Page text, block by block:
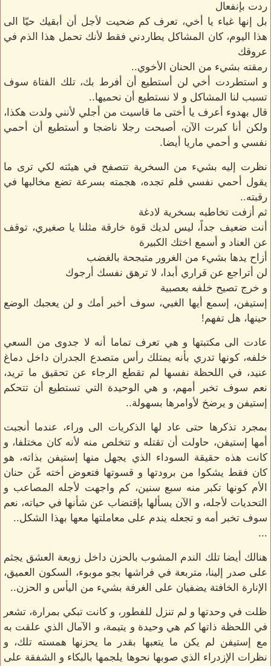
ردت بإنفعال
بل إنها غباء يا أخي، تعرف كم ضحيت لأجل أن أبقيك حيّا الى
هذا اليوم، كان المشاكل يطاردني فقط لأنك تحمل هذا الذم في
عروقك
رمقته بشيء من الحنان الأخوي..
و استطردت أخي لن أستطيع أن أفرط بك، تلك الفتاة سوف
تسبب لنا المشاكل و لا نستطيع أن نحميها..
قال بهدوء أعرف يا أختى ما قاسيت من أجلي لأنني ولدت هكذا،
ولكن أنا كبرت الآن، أصبحت رجلا ناضجا و أستطيع أن أحمي
نفسي و أحمي ماريا أيضا.
نظرت إليه بشيء من السخرية تتصفح في هيئته لكي ترى ما
يقول أحمي نفسي فلم تجده، هجمته بسرعة تضع مخالبها في
رقبته..
ثم أزفت تخاطبه بسخرية لادغة
أنت ضعيف جداً، ليس لديك قوة خارقة مثلنا يا صغيري، توقف
عن العناد و أسمع اختك الكبيرة
أزاح يدها بشيء من الغرور متبجحة بالغضب
لن أتراجع عن قراري أبدا، لا ترهق نفسك أرجوك
و خرج تصيح خلفه بعصبية
إستيفن، إسمع أيها الغبي، سوف أخبر أمك و لن يعجبك الوضع
حينها، هل تفهم!
عادت الى مكتبتها و هي تعرف تماما أنه لا جدوى من السعي
خلفه، كونها تدري بأنه يمتلك رأس متصدع الجدران داخل دماغ
عنيد، في اللحظة نفسها لم تقطع الرجاء عن تحقيق ما تريد،
نعم سوف تخبر أمهم، و هي الوحيدة التي تستطيع أن تتحكم
إستيفن و يرضخ لأوامرها بسهولة..
بمجرد تذكرها حتى عاد لها الذكريات الى وراء، عندما أنجبت
أمها إستيفن، حاولت أن تقتله و تتخلص منه لأنه كان مختلفا، و
كانت هذه حقيقة السوداء الذي يجهل منها إستيفن بذاته، هو
كان فقط يشكوا من برودتها و قسوتها فتعوض أخته عّن حنان
الأم كونها تكبر منه سبع سنين، كم واجهت لأجله المصاعب و
التحديات لأجله، و الآن يسألها بإقتضاب عن شأنها في حياته، نعم
سوف تخبر أمه و تجعله يندم على معاملتها معها بهذا الشكل..
...
هنالك أيضا تلك الندم المشوب بالحزن داخل زوبعة العشق يجثم
على صدر إلينا، متربعة في فراشها بجو موبوء، السكون العميق،
الإنارة الخافتة يضفيان على الغرفة بشيء من اليأس و الحزن..
ظلت في وحدتها و لم تنزل للفطور، و كانت تبكي بمرارة، تشعر
في اللحظة ذاتها كم هي وحيدة و يتيمة، و الآمال الذي علقت به
مع إستيفن لم يكن ما يتعبها بقدر ما يحزنها همسته تلك، و
نظرات الإزدراء الذي صوبها نحوها يلجمها بالبكاء و الشفقة على